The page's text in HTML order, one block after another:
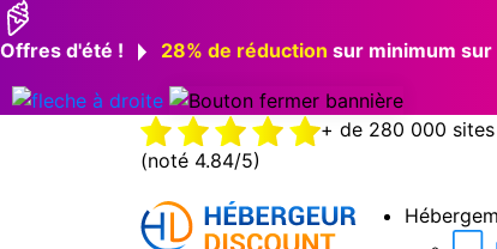
Offres d'été ! 28% de réduction sur minimum
(noté 4.84/5)
+ de 280 000